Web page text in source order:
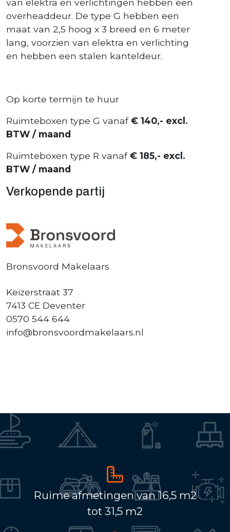
van elektra en verlichtingen hebben een
overheaddeur. De type G hebben een
maat van 2,5 hoog x 3 breed en 6 meter
lang, voorzien van elektra en verlichting
en hebben een stalen kanteldeur.
Op korte termijn te huur
Ruimteboxen type G vanaf€ 140,- excl.
BTW / maand
Ruimteboxen type R vanaf€ 185,- excl.
BTW / maand
Verkopende partij
Bronsvoord Makelaars
Keizerstraat 37
7413 CE Deventer
0570 544 644
info@bronsvoordmakelaars.nl
Ruime afmetingen van 16,5 m2
tot 31,5 m2